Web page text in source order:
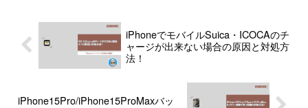
iPhoneでモバイルSuica・ICOCAのチ
ャージが出来ない場合の原因と対処方
法！
iPhone15Pro/iPhone15ProMaxバッ